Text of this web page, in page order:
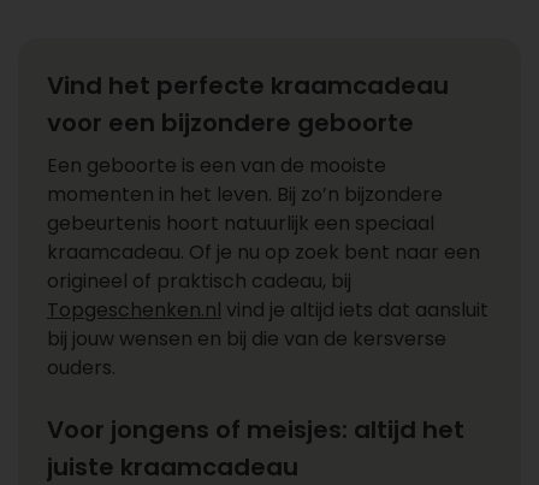
Vind het perfecte kraamcadeau
voor een bijzondere geboorte
Een geboorte is een van de mooiste
momenten in het leven. Bij zo’n bijzondere
gebeurtenis hoort natuurlijk een speciaal
kraamcadeau. Of je nu op zoek bent naar een
origineel of praktisch cadeau, bij
Topgeschenken.nl vind je altijd iets dat aansluit
bij jouw wensen en bij die van de kersverse
ouders.
Voor jongens of meisjes: altijd het
juiste kraamcadeau